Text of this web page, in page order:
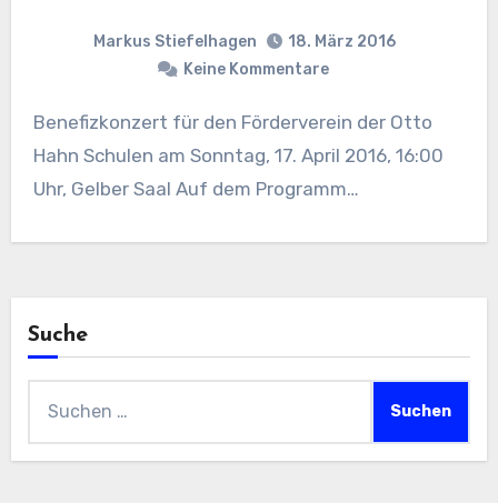
Markus Stiefelhagen
18. März 2016
Keine Kommentare
Benefizkonzert für den Förderverein der Otto
Hahn Schulen am Sonntag, 17. April 2016, 16:00
Uhr, Gelber Saal Auf dem Programm…
Suche
nach: